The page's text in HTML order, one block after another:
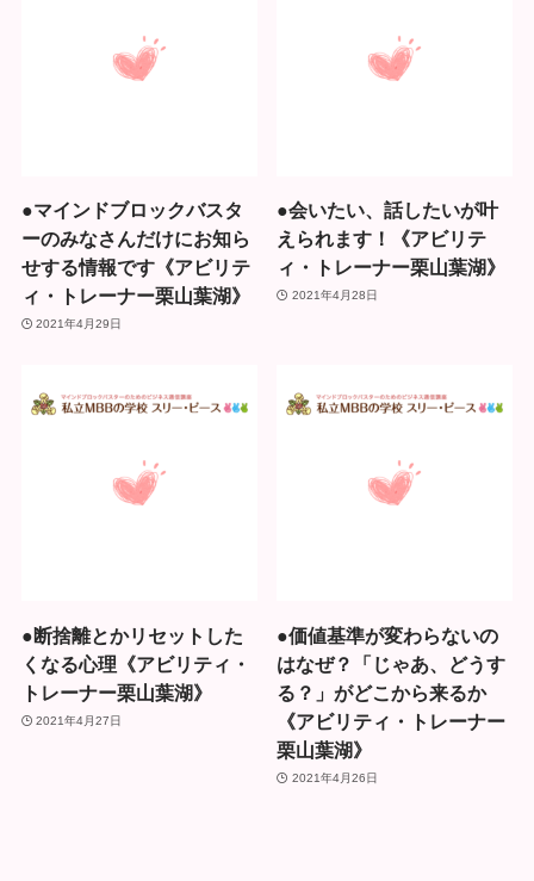
●マインドブロックバスタ
ーのみなさんだけにお知ら
せする情報です《アビリテ
ィ・トレーナー栗山葉湖》
2021年4月29日
●会いたい、話したいが叶
えられます！《アビリテ
ィ・トレーナー栗山葉湖》
2021年4月28日
●断捨離とかリセットした
くなる心理《アビリティ・
トレーナー栗山葉湖》
2021年4月27日
●価値基準が変わらないの
はなぜ？「じゃあ、どうす
る？」がどこから来るか
《アビリティ・トレーナー
栗山葉湖》
2021年4月26日